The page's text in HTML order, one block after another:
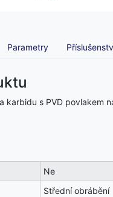
Parametry
karbidu s PVD povlakem
Ne
Střední obrábění